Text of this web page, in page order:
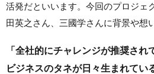
活発だといいます。今回のプロジェ
田英之さん、三國学さんに背景や想
「全社的にチャレンジが推奨さ
ビジネスのタネが日々生まれてい